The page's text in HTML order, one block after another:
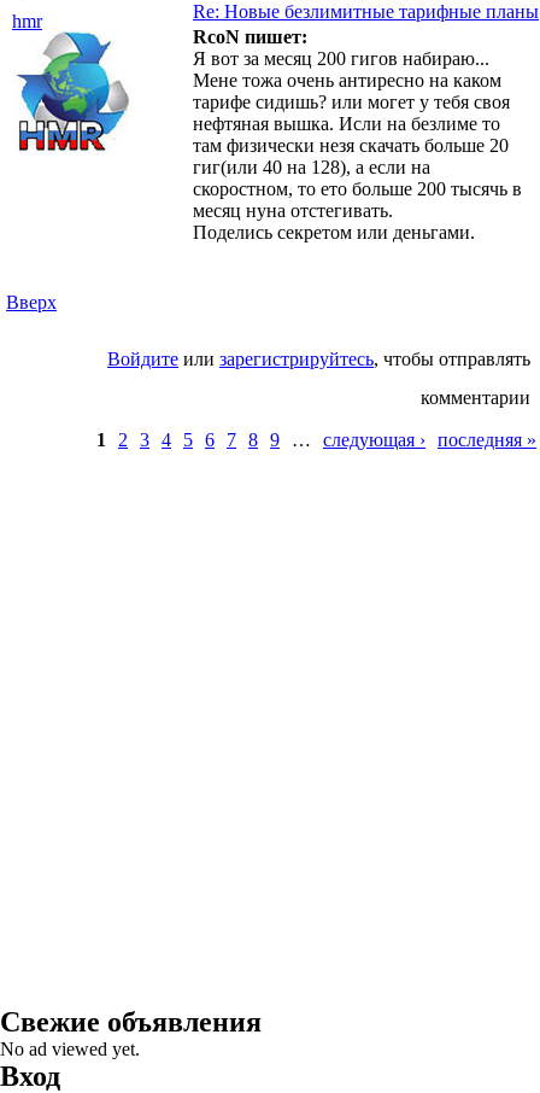
hmr
Re: Новые безлимитные тарифные планы
RcoN пишет:
Я вот за месяц 200 гигов набираю...
Мене тожа очень антиресно на каком
тарифе сидишь? или могет у тебя своя
нефтяная вышка. Исли на безлиме то
там физически незя скачать больше 20
гиг(или 40 на 128), а если на
скоростном, то ето больше 200 тысячь в
месяц нуна отстегивать.
Поделись секретом или деньгами.
Вверх
Войдите или зарегистрируйтесь, чтобы отправлять
комментарии
Страницы
1 2 3 4 5 6 7 8 9 … следующая › последняя »
Свежие объявления
No ad viewed yet.
Вход